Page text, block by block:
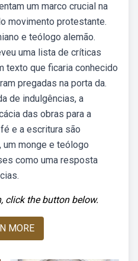
um marco crucial na
movimento protestante.
e teólogo alemão.
uma lista de críticas
texto que ficaria conhecido
pregadas na porta da.
de indulgências, a
das obras para a
e a escritura são
um monge e teólogo
como uma resposta
click the button below.
MORE